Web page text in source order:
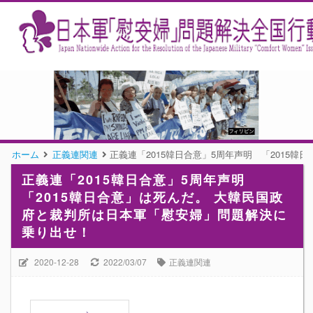
ホーム 正義連関連 正義連「2015韓日合意」5周年声明 「2015韓
正義連「2015韓日合意」5周年声明
「2015韓日合意」は死んだ。 大韓民国政
府と裁判所は日本軍「慰安婦」問題解決に
乗り出せ！
2020-12-28 2022/03/07 正義連関連